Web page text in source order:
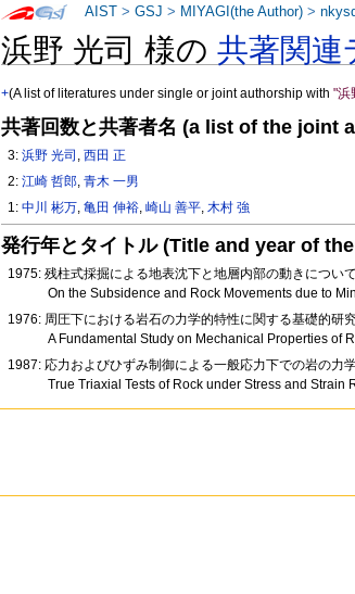
浜野 光司 様の共著関連
+(A list of literatures under single or joint authorship with"浜
共著回数と共著者名 (a list of the joint
3:浜野 光司 ,西田 正
2:江崎 哲郎,青木 一男
1:中川 彬万,亀田 伸裕,崎山 善平,木村 強
発行年とタイトル (Title and year of
1975: 残柱式採掘による地表沈下と地層内部の動きについて
On the Subsidence and Rock Movements due to
1976: 周圧下における岩石の力学的特性に関する基礎的研
A Fundamental Study on Mechanical Properties of
1987: 応力およびひずみ制御による一般応力下での岩の力
True Triaxial Tests of Rock under Stress and Strain
AIST >GSJ > MIYAGI(the Author) >